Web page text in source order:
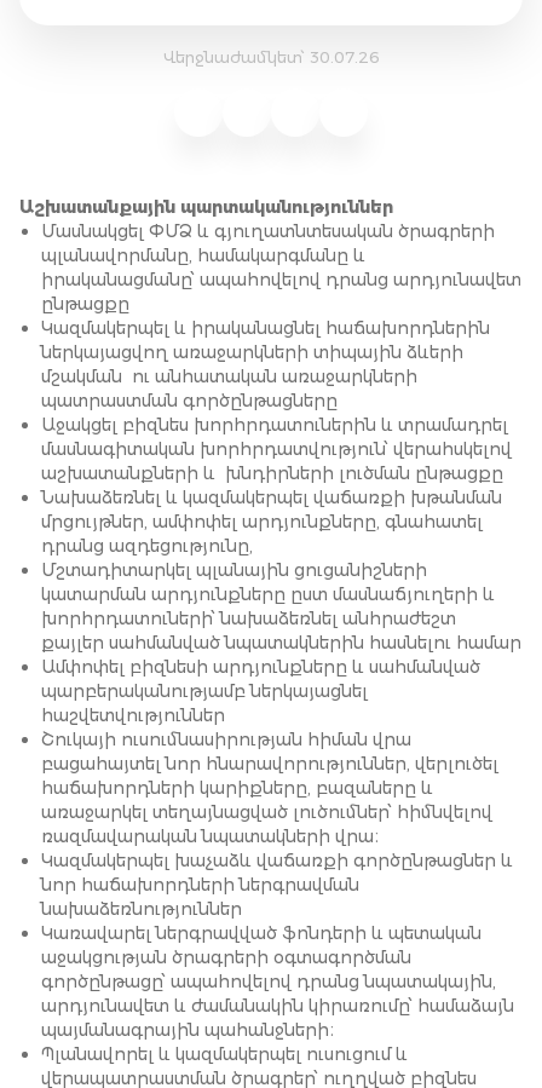
Վերջնաժամկետ՝ 30.07.26
Աշխատանքային պարտականություններ
Մասնակցել ՓՄՁ և գյուղատնտեսական ծրագրերի
պլանավորմանը, համակարգմանը և
իրականացմանը՝ ապահովելով դրանց արդյունավետ
ընթացքը
Կազմակերպել և իրականացնել հաճախորդներին
ներկայացվող առաջարկների տիպային ձևերի
մշակման ու անհատական առաջարկների
պատրաստման գործընթացները
Աջակցել բիզնես խորհրդատուներին և տրամադրել
մասնագիտական խորհրդատվություն՝ վերահսկելով
աշխատանքների և խնդիրների լուծման ընթացքը
Նախաձեռնել և կազմակերպել վաճառքի խթանման
մրցույթներ, ամփոփել արդյունքները, գնահատել
դրանց ազդեցությունը,
Մշտադիտարկել պլանային ցուցանիշների
կատարման արդյունքները ըստ մասնաճյուղերի և
խորհրդատուների՝ նախաձեռնել անհրաժեշտ
քայլեր սահմանված նպատակներին հասնելու համար
Ամփոփել բիզնեսի արդյունքները և սահմանված
պարբերականությամբ ներկայացնել
հաշվետվություններ
Շուկայի ուսումնասիրության հիման վրա
բացահայտել նոր հնարավորություններ, վերլուծել
հաճախորդների կարիքները, բազաները և
առաջարկել տեղայնացված լուծումներ՝ հիմնվելով
ռազմավարական նպատակների վրա։
Կազմակերպել խաչաձև վաճառքի գործընթացներ և
նոր հաճախորդների ներգրավման
նախաձեռնություններ
Կառավարել ներգրավված ֆոնդերի և պետական
աջակցության ծրագրերի օգտագործման
գործընթացը՝ ապահովելով դրանց նպատակային,
արդյունավետ և ժամանակին կիրառումը՝ համաձայն
պայմանագրային պահանջների։
Պլանավորել և կազմակերպել ուսուցում և
վերապատրաստման ծրագրեր՝ ուղղված բիզնես